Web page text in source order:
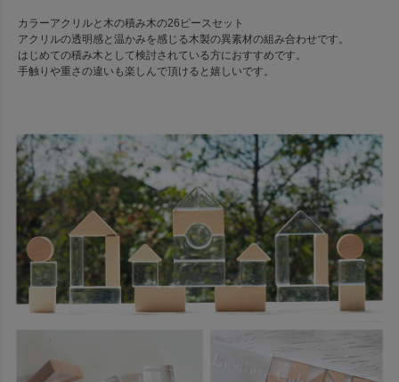
カラーアクリルと木の積み木の26ピースセット
アクリルの透明感と温かみを感じる木製の異素材の組み合わせです。
はじめての積み木として検討されている方におすすめです。
手触りや重さの違いも楽しんで頂けると嬉しいです。